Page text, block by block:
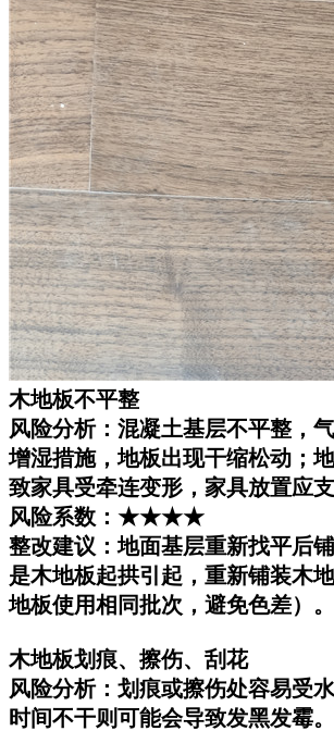
木地板不平整
风险分析：混凝土基层不平整，
增湿措施，地板出现干缩松动；
致家具受牵连变形，家具放置应支
风险系数：★★★★
整改建议：地面基层重新找平后
是木地板起拱引起，重新铺装木
地板使用相同批次，避免色差）。
木地板划痕、擦伤、刮花
风险分析：划痕或擦伤处容易受
时间不干则可能会导致发黑发霉。